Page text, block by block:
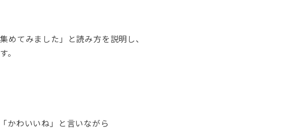
てみました」と読み方を説明し、
。
かわいいね」と言いながら